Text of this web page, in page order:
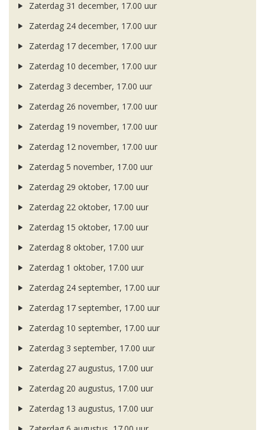
Zaterdag 31 december, 17.00 uur
Zaterdag 24 december, 17.00 uur
Zaterdag 17 december, 17.00 uur
Zaterdag 10 december, 17.00 uur
Zaterdag 3 december, 17.00 uur
Zaterdag 26 november, 17.00 uur
Zaterdag 19 november, 17.00 uur
Zaterdag 12 november, 17.00 uur
Zaterdag 5 november, 17.00 uur
Zaterdag 29 oktober, 17.00 uur
Zaterdag 22 oktober, 17.00 uur
Zaterdag 15 oktober, 17.00 uur
Zaterdag 8 oktober, 17.00 uur
Zaterdag 1 oktober, 17.00 uur
Zaterdag 24 september, 17.00 uur
Zaterdag 17 september, 17.00 uur
Zaterdag 10 september, 17.00 uur
Zaterdag 3 september, 17.00 uur
Zaterdag 27 augustus, 17.00 uur
Zaterdag 20 augustus, 17.00 uur
Zaterdag 13 augustus, 17.00 uur